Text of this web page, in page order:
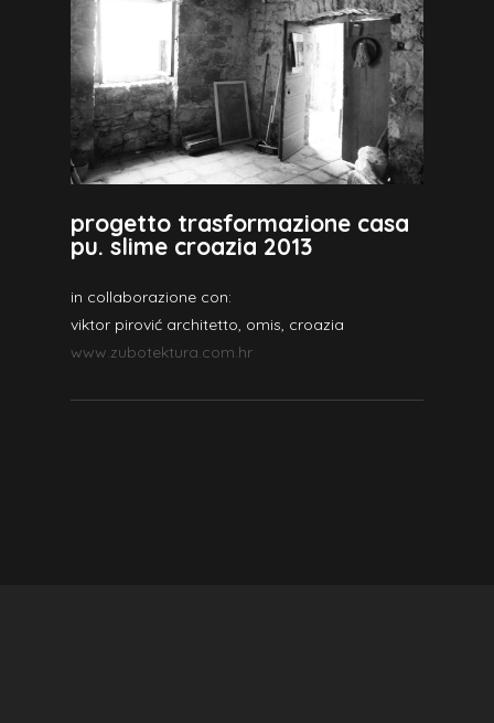
progetto trasformazione casa
pu. slime croazia 2013
in collaborazione con:
viktor pirović architetto, omis, croazia
www.zubotektura.com.hr